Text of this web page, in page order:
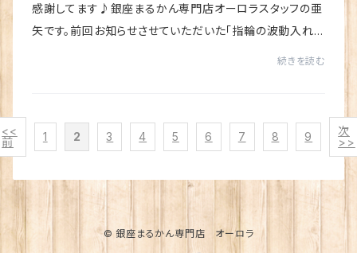
感謝してます♪銀座まるかん専門店オーロラスタッフの亜
矢です。前回お知らせさせていただいた「指輪の波動入れ」
続きを読む
<<
前
1 2 3 4 5 6 7 8 9
次
>>
© 銀座まるかん専門店 オーロラ